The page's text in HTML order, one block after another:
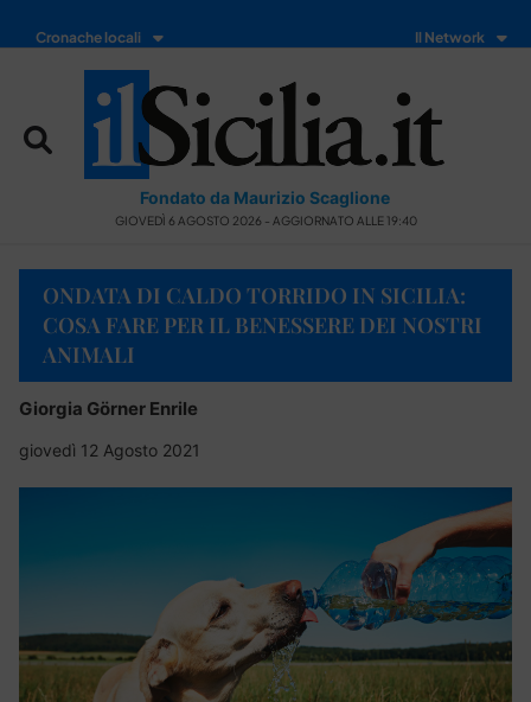
Cronache locali Il Network
Fondato da Maurizio Scaglione
GIOVEDÌ 6 AGOSTO 2026 - AGGIORNATO ALLE 19:40
ONDATA DI CALDO TORRIDO IN SICILIA:
COSA FARE PER IL BENESSERE DEI NOSTRI
ANIMALI
Giorgia Görner Enrile
giovedì 12 Agosto 2021